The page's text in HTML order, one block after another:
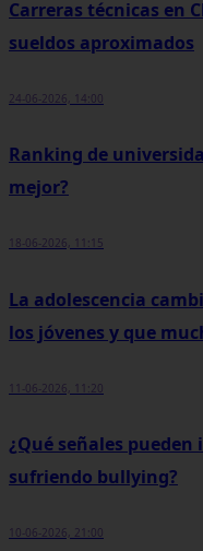
Carreras técnicas en
sueldos aproximados
24-06-2026, 14:00
Ranking de
mejor?
18-06-2026, 11:15
La adolescencia
los jóvenes y que
11-06-2026, 11:20
¿Qué señales
sufriendo bullying?
10-06-2026, 21:00